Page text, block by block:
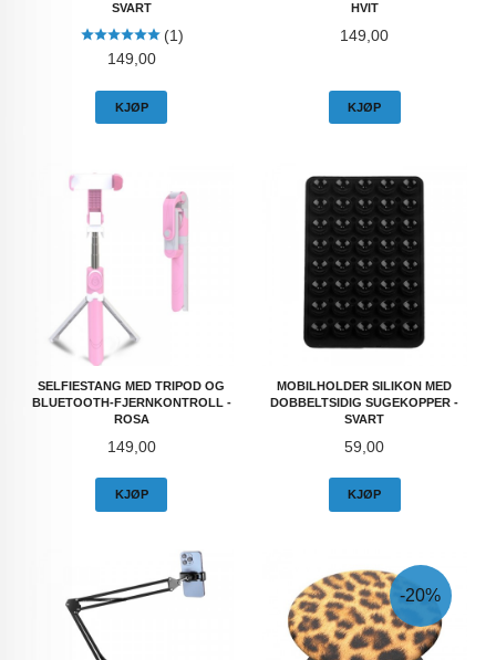
SVART
(1)
Pris
149,00
KJØP
HVIT
Pris
149,00
KJØP
SELFIESTANG MED TRIPOD OG
BLUETOOTH-FJERNKONTROLL -
ROSA
Pris
149,00
KJØP
MOBILHOLDER SILIKON MED
DOBBELTSIDIG SUGEKOPPER -
SVART
Pris
59,00
KJØP
-20%